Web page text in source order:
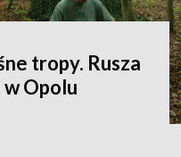
tropy. Rusza
Opolu